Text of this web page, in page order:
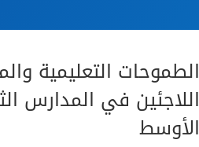
الطموحات التعليمية
اللاجئين في المدارس
الأوسط